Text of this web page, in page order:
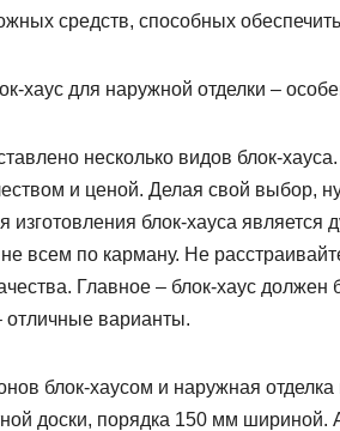
средств, способных
хаус для наружной отделки –
несколько видов блок-
и ценой. Делая свой выбор,
изготовления блок-хауса
всем по карману. Не
Главное – блок-хаус
отличные варианты.
блок-хаусом и наружная
доски, порядка 150 мм шириной.